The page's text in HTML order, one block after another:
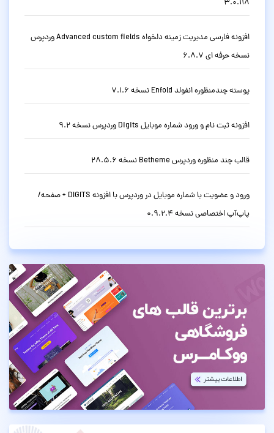
3.0.118
افزونه فارسی مدیریت زمینه دلخواه Advanced custom fields وردپرس
نسخه حرفه ای 6.8.7
پوسته چندمنظوره انفولد Enfold نسخه 7.1.6
افزونه ثبت نام و ورود شماره موبایل Digits وردپرس نسخه 9.2
قالب چند منظوره وردپرس Betheme نسخه 28.5.6
ورود و عضویت با شماره موبایل در وردپرس با افزونه DIGITS + صفحه/
پاپ‌آپ اختصاصی نسخه 0.9.2.4